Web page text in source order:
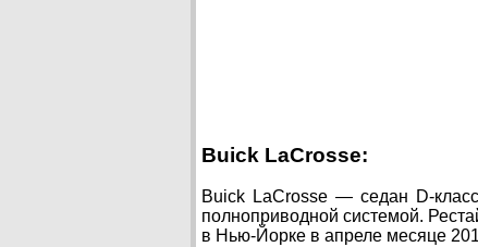
Buick LaCrosse:
Buick LaCrosse — седан D-
полноприводной системой.
в Нью-Йорке в апреле месяце